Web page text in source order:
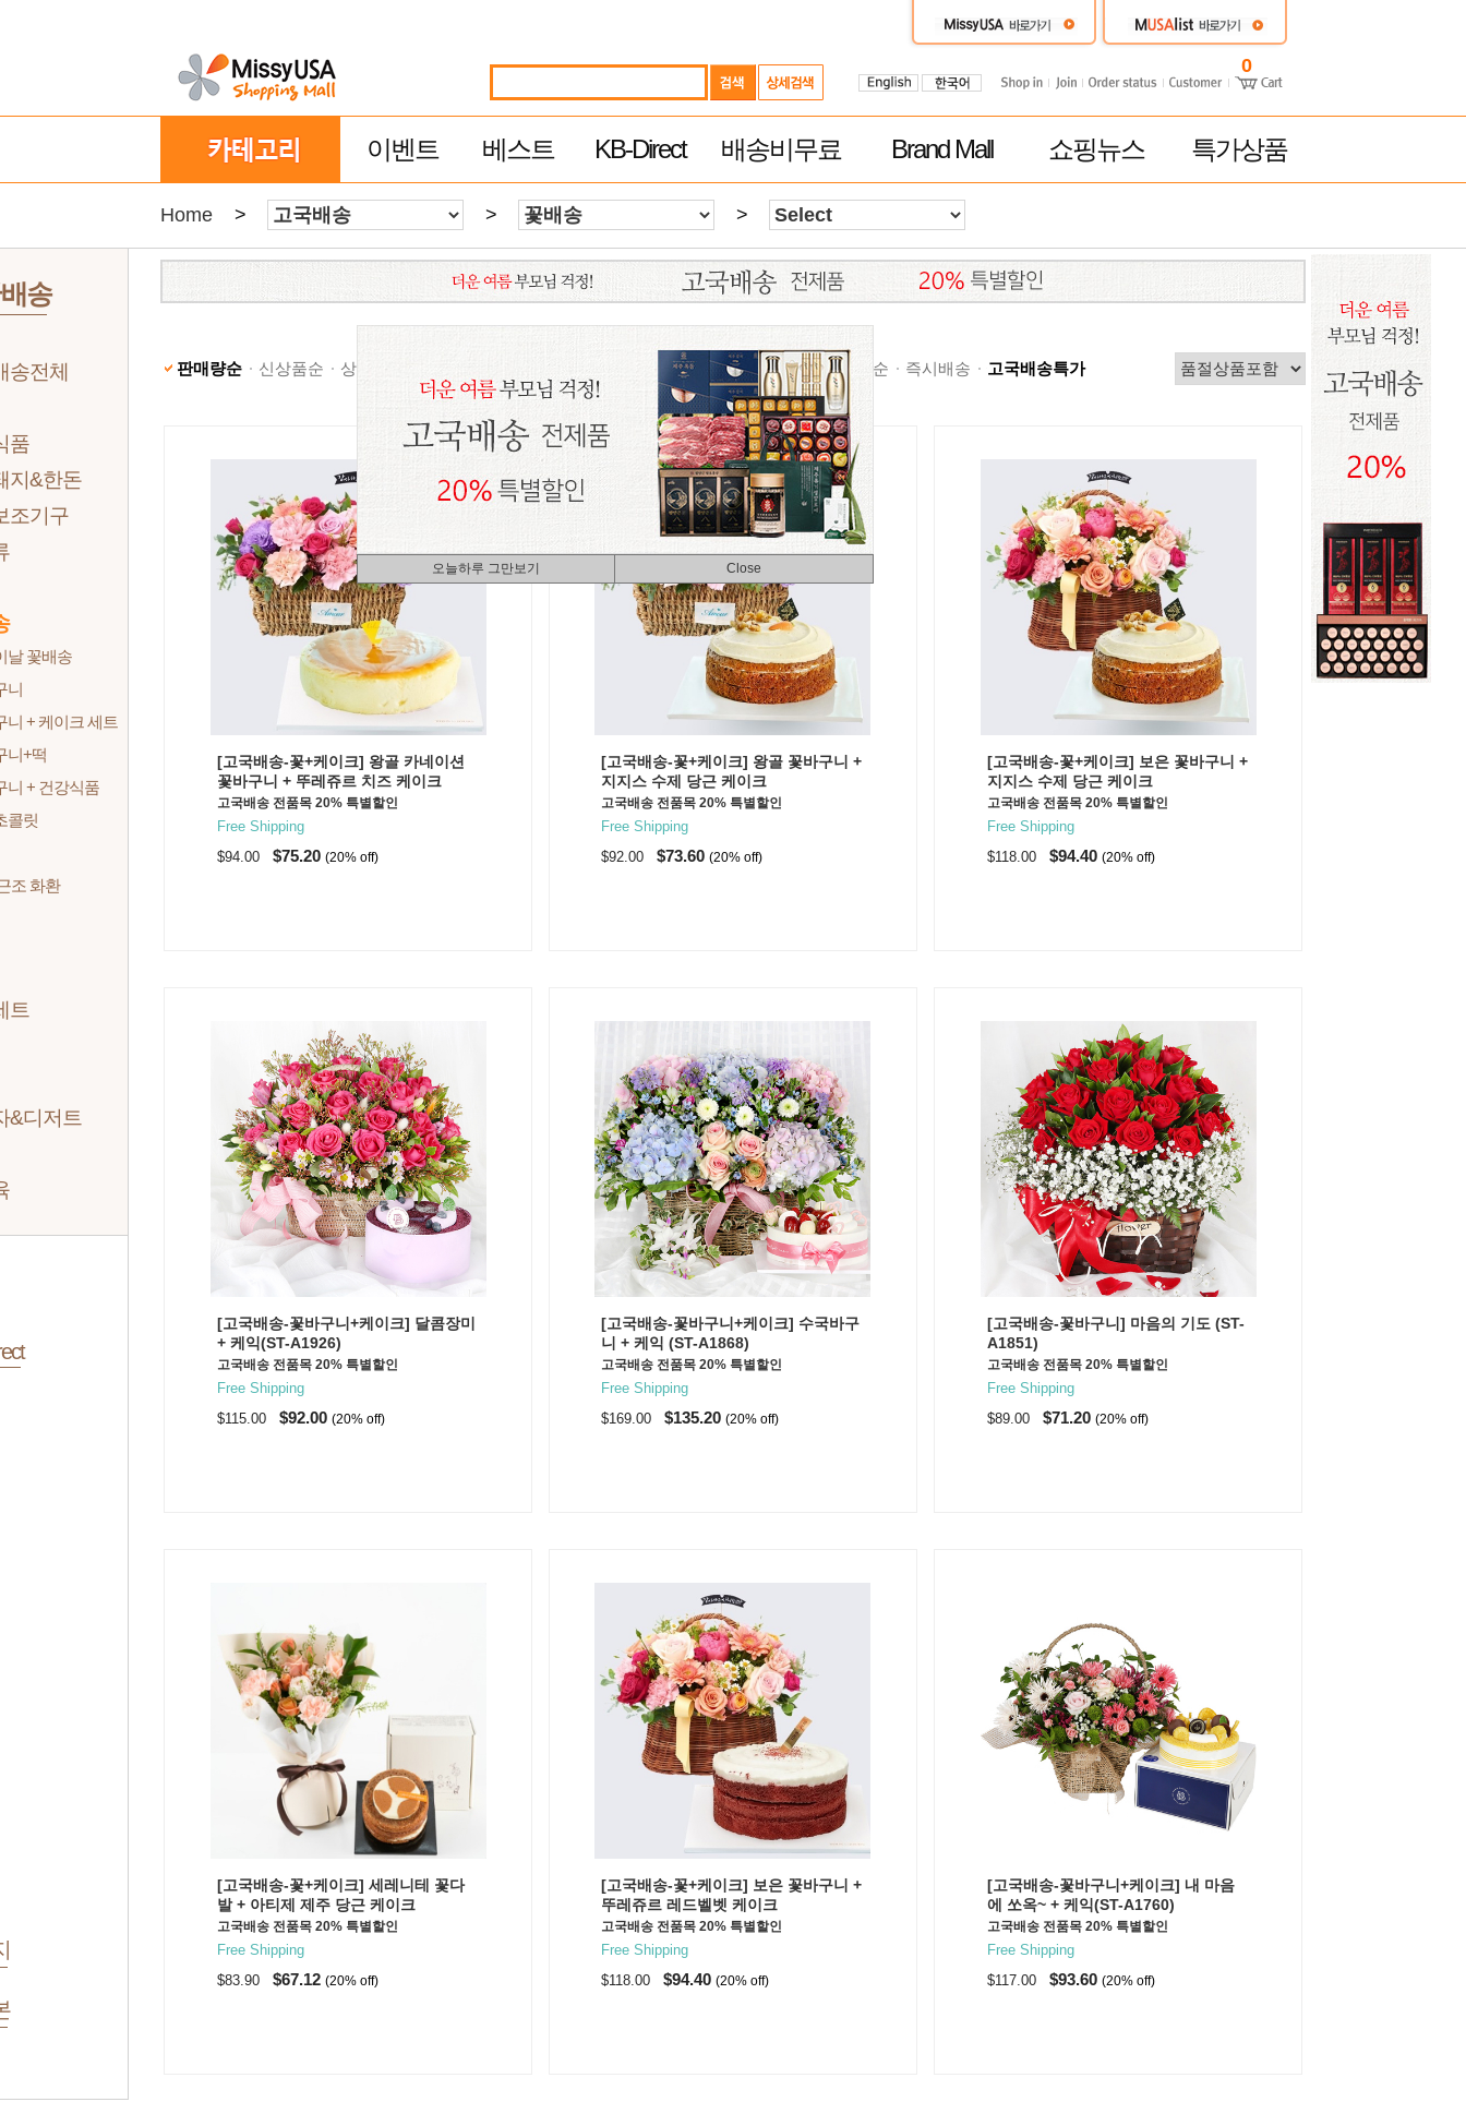
0
이벤트 베스트 KB-Direct 배송비무료 Brand Mall 쇼핑뉴스 특가상품
Home > > >
송
송전체
품
지&한돈
조기구
날 꽃배송
니
니 + 케이크 세트
니+떡
니 + 건강식품
콜릿
조 화환
트
&디저트
오늘하루 그만보기 Close
판매량순 신상품순 상품명순 높은가격순 제품평 많은순 빠른 배송순 추천순 즉시배송 고국배송특가
[고국배송-꽃+케이크] 왕골 카네이션
꽃바구니 + 뚜레쥬르 치즈 케이크
고국배송 전품목 20% 특별할인
Free Shipping
$94.00 $75.20 (20% off)
[고국배송-꽃+케이크] 왕골 꽃바구니 +
지지스 수제 당근 케이크
고국배송 전품목 20% 특별할인
Free Shipping
$92.00$73.60(20% off)
[고국배송-꽃+케이크] 보은 꽃바구니 +
지지스 수제 당근 케이크
고국배송 전품목 20% 특별할인
Free Shipping
$118.00 $94.40 (20% off)
[고국배송-꽃바구니+케이크] 달콤장미
+ 케익(ST-A1926)
고국배송 전품목 20% 특별할인
Free Shipping
$115.00 $92.00 (20% off)
[고국배송-꽃바구니+케이크] 수국바구
니 + 케익 (ST-A1868)
고국배송 전품목 20% 특별할인
Free Shipping
$169.00$135.20(20% off)
[고국배송-꽃바구니] 마음의 기도 (ST-
A1851)
고국배송 전품목 20% 특별할인
Free Shipping
$89.00 $71.20 (20% off)
[고국배송-꽃+케이크] 세레니테 꽃다
발 + 아티제 제주 당근 케이크
고국배송 전품목 20% 특별할인
Free Shipping
$83.90 $67.12 (20% off)
[고국배송-꽃+케이크] 보은 꽃바구니 +
뚜레쥬르 레드벨벳 케이크
고국배송 전품목 20% 특별할인
Free Shipping
$118.00$94.40(20% off)
[고국배송-꽃바구니+케이크] 내 마음
에 쏘옥~ + 케익(ST-A1760)
고국배송 전품목 20% 특별할인
Free Shipping
$117.00 $93.60 (20% off)